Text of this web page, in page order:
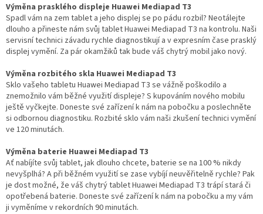
Výměna prasklého displeje Huawei Mediapad T3
Spadl vám na zem tablet a jeho displej se po pádu rozbil? Neotálejte
dlouho a přineste nám svůj tablet Huawei Mediapad T3 na kontrolu. Naši
servisní technici závadu rychle diagnostikují a v expresním čase prasklý
displej vymění. Za pár okamžiků tak bude váš chytrý mobil jako nový.
Výměna rozbitého skla Huawei Mediapad T3
Sklo vašeho tabletu Huawei Mediapad T3 se vážně poškodilo a
znemožnilo vám běžné využití displeje? S kupováním nového mobilu
ještě vyčkejte. Doneste své zařízení k nám na pobočku a poslechněte
si odbornou diagnostiku. Rozbité sklo vám naši zkušení technici vymění
ve 120 minutách.
Výměna baterie Huawei Mediapad T3
Ať nabíjíte svůj tablet, jak dlouho chcete, baterie se na 100 % nikdy
nevyšplhá? A při běžném využití se zase vybíjí neuvěřitelně rychle? Pak
je dost možné, že váš chytrý tablet Huawei Mediapad T3 trápí stará či
opotřebená baterie. Doneste své zařízení k nám na pobočku a my vám
ji vyměníme v rekordních 90 minutách.